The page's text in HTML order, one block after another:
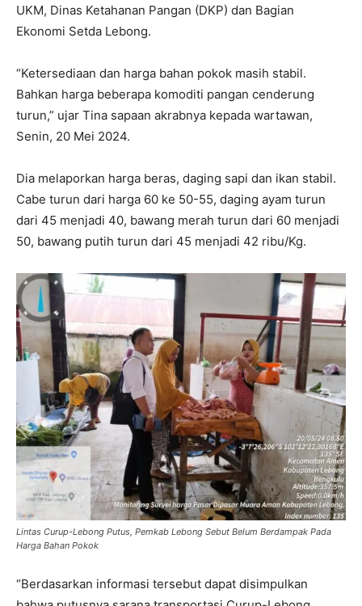
UKM, Dinas Ketahanan Pangan (DKP) dan Bagian
Ekonomi Setda Lebong.
“Ketersediaan dan harga bahan pokok masih stabil.
Bahkan harga beberapa komoditi pangan cenderung
turun,” ujar Tina sapaan akrabnya kepada wartawan,
Senin, 20 Mei 2024.
Dia melaporkan harga beras, daging sapi dan ikan stabil.
Cabe turun dari harga 60 ke 50-55, daging ayam turun
dari 45 menjadi 40, bawang merah turun dari 60 menjadi
50, bawang putih turun dari 45 menjadi 42 ribu/Kg.
Lintas Curup-Lebong Putus, Pemkab Lebong Sebut Belum Berdampak Pada
Harga Bahan Pokok
“Berdasarkan informasi tersebut dapat disimpulkan